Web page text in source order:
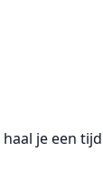
haal je een